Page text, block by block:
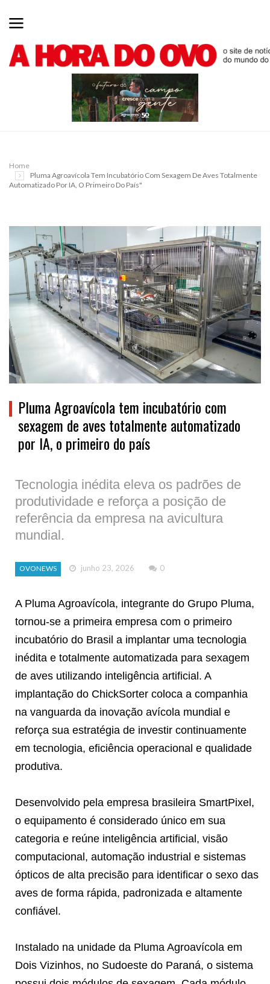
Home
Pluma Agroavícola Tem Incubatório Com Sexagem De Aves Totalmente
Automatizado Por IA, O Primeiro Do País"
Pluma Agroavícola tem incubatório com
sexagem de aves totalmente automatizado
por IA, o primeiro do país
Tecnologia inédita eleva os padrões de
produtividade e reforça a posição de
referência da empresa na avicultura
mundial.
OVONEWS junho 23, 2026 0
A Pluma Agroavícola, integrante do Grupo Pluma,
tornou-se a primeira empresa com o primeiro
incubatório do Brasil a implantar uma tecnologia
inédita e totalmente automatizada para sexagem
de aves utilizando inteligência artificial. A
implantação do ChickSorter coloca a companhia
na vanguarda da inovação avícola mundial e
reforça sua estratégia de investir continuamente
em tecnologia, eficiência operacional e qualidade
produtiva.
Desenvolvido pela empresa brasileira SmartPixel,
o equipamento é considerado único em sua
categoria e reúne inteligência artificial, visão
computacional, automação industrial e sistemas
ópticos de alta precisão para identificar o sexo das
aves de forma rápida, padronizada e altamente
confiável.
Instalado na unidade da Pluma Agroavícola em
Dois Vizinhos, no Sudoeste do Paraná, o sistema